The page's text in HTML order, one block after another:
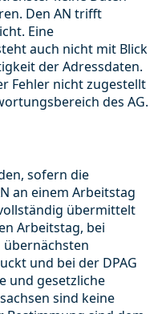
Den AN trifft
Eine
auch nicht mit Blick
der Adressdaten.
Fehler nicht zugestellt
des AG.
sofern die
an einem Arbeitstag
übermittelt
Arbeitstag, bei
und bei der DPAG
und gesetzliche
sind keine